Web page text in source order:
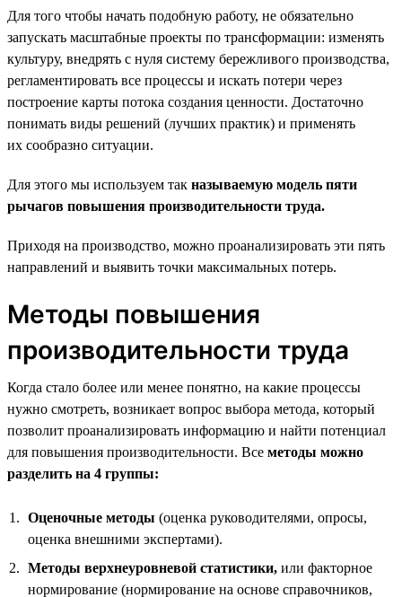
Для того чтобы начать подобную работу, не обязательно
запускать масштабные проекты по трансформации: изменять
культуру, внедрять с нуля систему бережливого производства,
регламентировать все процессы и искать потери через
построение карты потока создания ценности. Достаточно
понимать виды решений (лучших практик) и применять
их сообразно ситуации.
Для этого мы используем так называемую модель пяти
рычагов повышения производительности труда.
Приходя на производство, можно проанализировать эти пять
направлений и выявить точки максимальных потерь.
Методы повышения
производительности труда
Когда стало более или менее понятно, на какие процессы
нужно смотреть, возникает вопрос выбора метода, который
позволит проанализировать информацию и найти потенциал
для повышения производительности. Все методы можно
разделить на 4 группы:
Оценочные методы (оценка руководителями, опросы,
оценка внешними экспертами).
Методы верхнеуровневой статистики, или факторное
нормирование (нормирование на основе справочников,